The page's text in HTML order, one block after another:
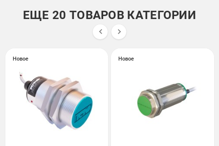
ЕЩЕ 20 ТОВАРОВ КАТЕГОРИИ
 
Новое Новое